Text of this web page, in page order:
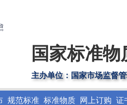
国家标准
主办单位：国家市场监督
规范标准 标准物质 网上订购 证